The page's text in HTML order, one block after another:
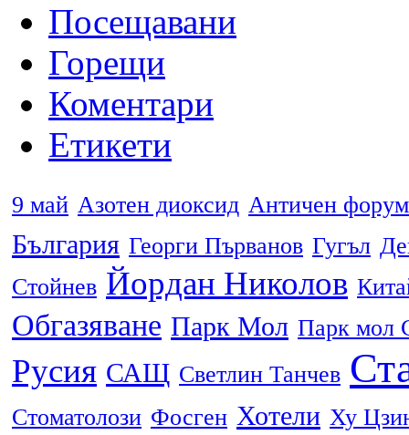
Посещавани
Горещи
Коментари
Етикети
9 май Азотен диоксид Античен форум
България Георги Първанов Гугъл
Стойнев Йордан Николов
Обгазяване Парк Мол Парк мол
Русия САЩ Светлин Танчев
Стоматолози Фосген Хотели Ху